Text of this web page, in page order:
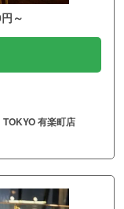
～
有楽町店